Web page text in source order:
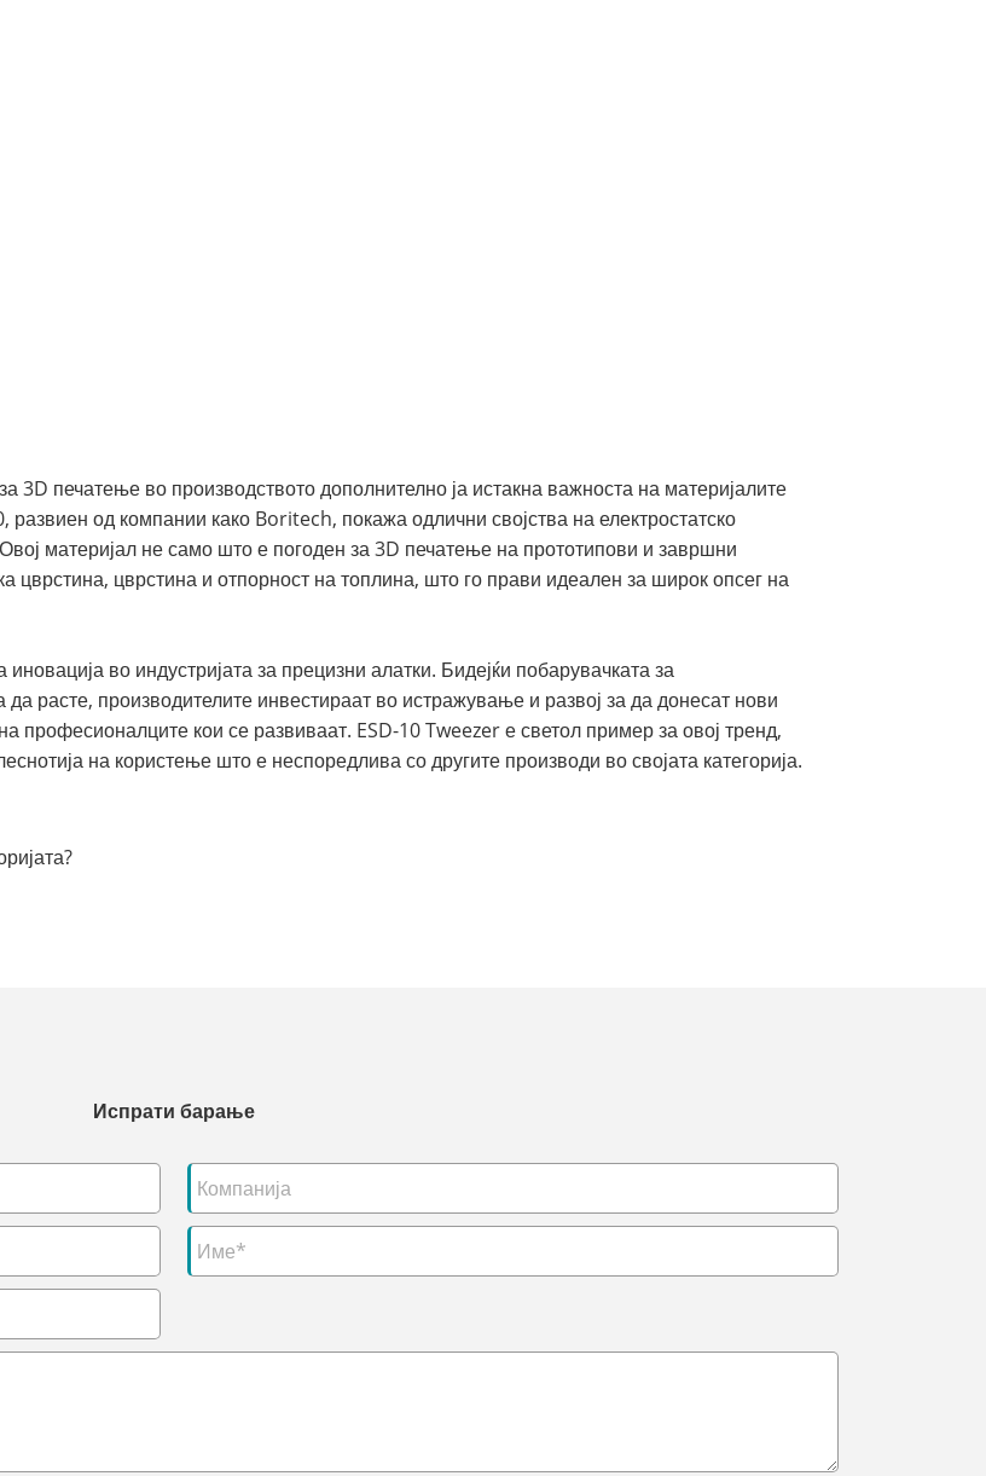
3D печатење во производството дополнително ја истакна важноста на материјалите
развиен од компании како Boritech, покажа одлични својства на електростатско
материјал не само што е погоден за 3D печатење на прототипови и завршни
цврстина, цврстина и отпорност на топлина, што го прави идеален за широк опсег на
во индустријата за прецизни алатки. Бидејќи побарувачката за
расте, производителите инвестираат во истражување и развој за да донесат нови
професионалците кои се развиваат. ESD-10 Tweezer е светол пример за овој тренд,
на користење што е неспоредлива со другите производи во својата категорија.
Испрати барање